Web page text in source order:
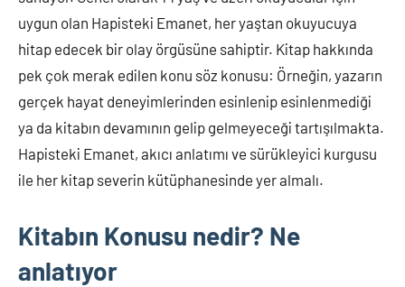
uygun olan Hapisteki Emanet, her yaştan okuyucuya
hitap edecek bir olay örgüsüne sahiptir. Kitap hakkında
pek çok merak edilen konu söz konusu: Örneğin, yazarın
gerçek hayat deneyimlerinden esinlenip esinlenmediği
ya da kitabın devamının gelip gelmeyeceği tartışılmakta.
Hapisteki Emanet, akıcı anlatımı ve sürükleyici kurgusu
ile her kitap severin kütüphanesinde yer almalı.
Kitabın Konusu nedir? Ne
anlatıyor